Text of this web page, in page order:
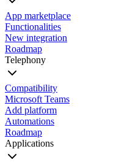
App marketplace
Functionalities
New integration
Roadmap
Telephony
Compatibility
Microsoft Teams
Add platform
Automations
Roadmap
Applications